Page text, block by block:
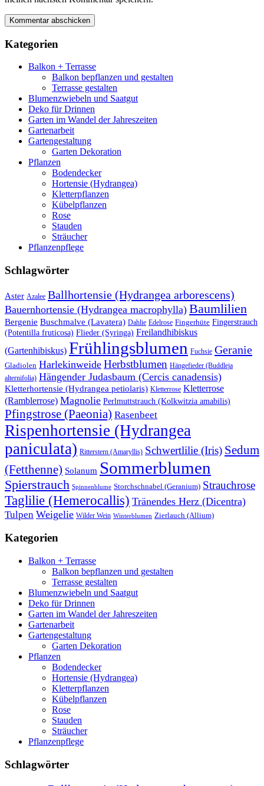
Kategorien
Balkon + Terrasse
Balkon bepflanzen und gestalten
Terrasse gestalten
Blumenzwiebeln und Saatgut
Deko für Drinnen
Garten im Wandel der Jahreszeiten
Gartenarbeit
Gartengestaltung
Garten Dekoration
Pflanzen
Bodendecker
Hortensie (Hydrangea)
Kletterpflanzen
Kübelpflanzen
Rose
Stauden
Sträucher
Pflanzenpflege
Schlagwörter
Aster Azalee Ballhortensie (Hydrangea arborescens)
Bauernhortensie (Hydrangea macrophylla) Baumlilien
Bergenie Buschmalve (Lavatera) Dahlie Edelrose Fingerhüte Fingerstrauch
(Potentilla fruticosa) Flieder (Syringa) Freilandhibiskus
(Gartenhibiskus) Frühlingsblumen Fuchsie Geranie
Gladiolen Harlekinweide Herbstblumen Hängefieder (Buddleja
alternifolia) Hängender Judasbaum (Cercis canadensis)
Kletterhortensie (Hydrangea petiolaris) Kletterrose Kletterrose
(Ramblerrose) Magnolie Perlmuttstrauch (Kolkwitzia amabilis)
Pfingstrose (Paeonia) Rasenbeet
Rispenhortensie (Hydrangea
paniculata) Ritterstern (Amaryllis) Schwertlilie (Iris) Sedum
(Fetthenne) Solanum Sommerblumen
Spierstrauch Spinnenblume Storchschnabel (Geranium) Strauchrose
Taglilie (Hemerocallis) Tränendes Herz (Dicentra)
Tulpen Weigelie Wilder Wein Winterblumen Zierlauch (Allium)
Kategorien
Balkon + Terrasse
Balkon bepflanzen und gestalten
Terrasse gestalten
Blumenzwiebeln und Saatgut
Deko für Drinnen
Garten im Wandel der Jahreszeiten
Gartenarbeit
Gartengestaltung
Garten Dekoration
Pflanzen
Bodendecker
Hortensie (Hydrangea)
Kletterpflanzen
Kübelpflanzen
Rose
Stauden
Sträucher
Pflanzenpflege
Schlagwörter